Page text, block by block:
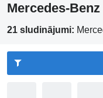
Mercedes-
21 sludinājumi: